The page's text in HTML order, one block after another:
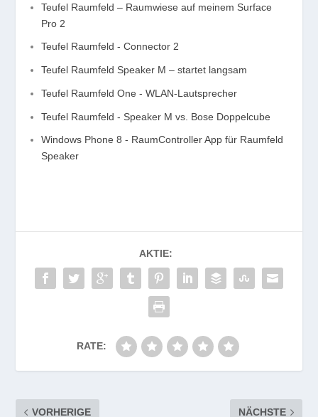
Teufel Raumfeld – Raumwiese auf meinem Surface
Pro 2
Teufel Raumfeld - Connector 2
Teufel Raumfeld Speaker M – startet langsam
Teufel Raumfeld One - WLAN-Lautsprecher
Teufel Raumfeld - Speaker M vs. Bose Doppelcube
Windows Phone 8 - RaumController App für Raumfeld
Speaker
AKTIE:
RATE:
VORHERIGE NÄCHSTE